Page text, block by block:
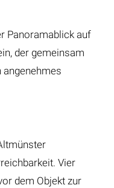
Panoramablick auf
der gemeinsam
angenehmes
Vier
dem Objekt zur